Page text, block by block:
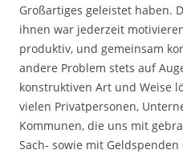
Großartiges geleistet haben.
ihnen war jederzeit
produktiv, und gemeinsam
andere Problem stets auf
konstruktiven Art und Weise
vielen Privatpersonen,
Kommunen, die uns mit
Sach- sowie mit